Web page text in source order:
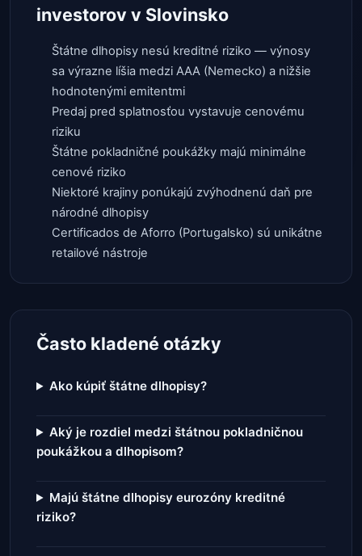
investorov v Slovinsko
Štátne dlhopisy nesú kreditné riziko — výnosy
sa výrazne líšia medzi AAA (Nemecko) a nižšie
hodnotenými emitentmi
Predaj pred splatnosťou vystavuje cenovému
riziku
Štátne pokladničné poukážky majú minimálne
cenové riziko
Niektoré krajiny ponúkajú zvýhodnenú daň pre
národné dlhopisy
Certificados de Aforro (Portugalsko) sú unikátne
retailové nástroje
Často kladené otázky
Ako kúpiť štátne dlhopisy?
Aký je rozdiel medzi štátnou pokladničnou
poukážkou a dlhopisom?
Majú štátne dlhopisy eurozóny kreditné
riziko?